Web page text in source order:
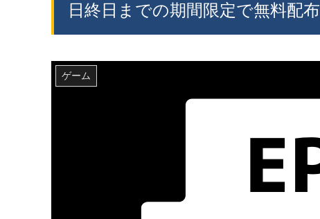
日終日までの期間限定で無料配布
ゲーム